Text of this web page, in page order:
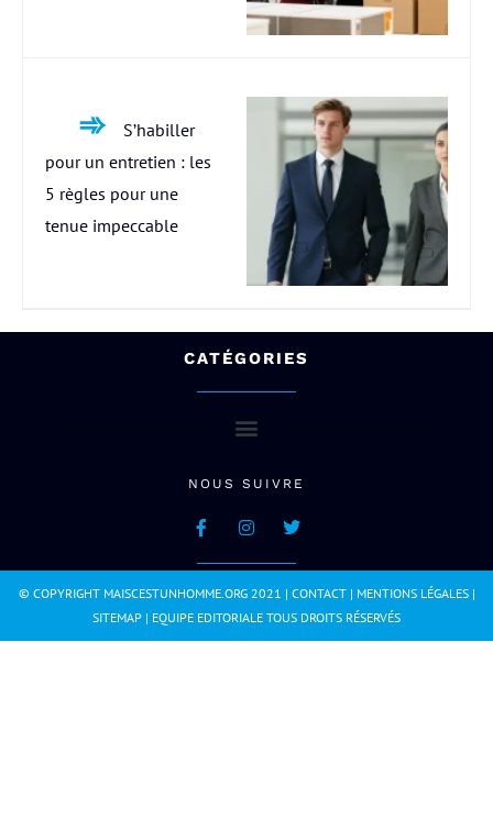
S’habiller
pour un entretien : les
5 règles pour une
tenue impeccable
CATÉGORIES
NOUS SUIVRE
© COPYRIGHT MAISCESTUNHOMME.ORG 2021 | CONTACT| MENTIONS LÉGALES|
SITEMAP | EQUIPE EDITORIALE TOUS DROITS RÉSERVÉS